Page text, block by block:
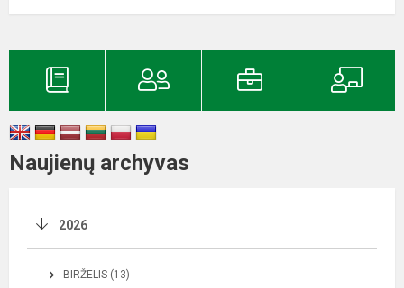
Naujienų archyvas
2026
BIRŽELIS (13)